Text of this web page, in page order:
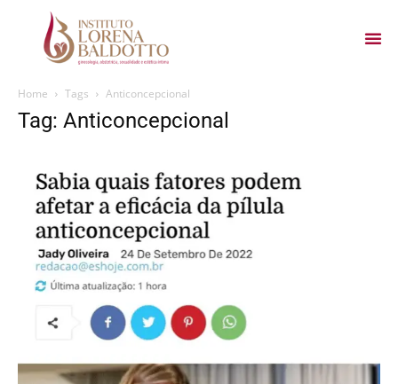
Home Tags Anticoncepcional
Tag: Anticoncepcional